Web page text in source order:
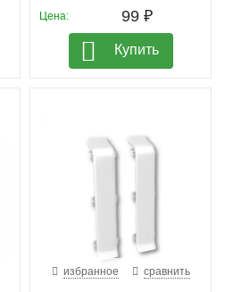
Цена: 99 ₽
Купить
избранное сравнить